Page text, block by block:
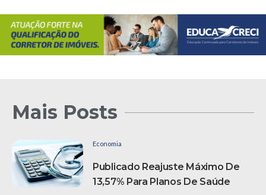
Mais Posts
Economia
Publicado Reajuste Máximo De
13,57% Para Planos De Saúde